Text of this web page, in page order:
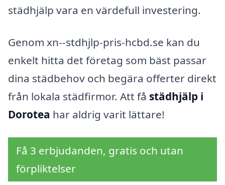
städhjälp vara en värdefull investering.
Genom xn--stdhjlp-pris-hcbd.se kan du
enkelt hitta det företag som bäst passar
dina städbehov och begära offerter direkt
från lokala städfirmor. Att få städhjälp i
Dorotea har aldrig varit lättare!
Få 3 erbjudanden, gratis och utan
förpliktelser